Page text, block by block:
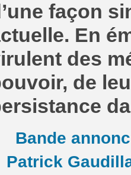
façon
En
des
de
Bande
Patrick